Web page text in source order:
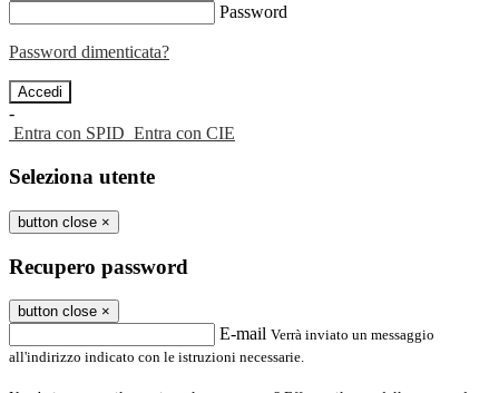
Password
Password dimenticata?
-
Entra con SPID Entra con CIE
Seleziona utente
button close ×
Recupero password
button close ×
E-mail Verrà inviato un messaggio
all'indirizzo indicato con le istruzioni necessarie.